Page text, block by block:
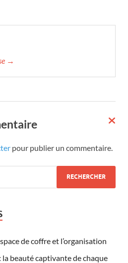
→
pour publier un commentaire.
de coffre et l’organisation
la beauté captivante de chaque